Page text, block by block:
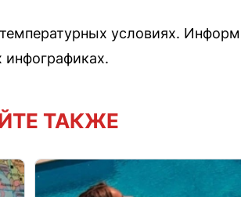
условиях.
инфографиках.
ТАКЖЕ